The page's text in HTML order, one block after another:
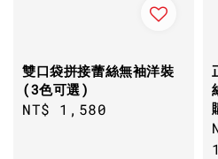
雙口袋拼接蕾絲無袖洋裝
(3色可選)
Regular
NT$ 1,580